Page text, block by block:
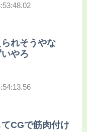
れそうやな
やろ
CGで筋肉付け